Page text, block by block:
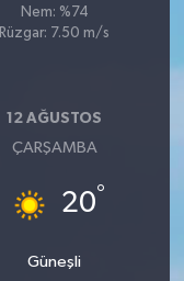
Nem: %74
Rüzgar: 7.50 m/s
12 AĞUSTOS
ÇARŞAMBA
20°
Güneşli